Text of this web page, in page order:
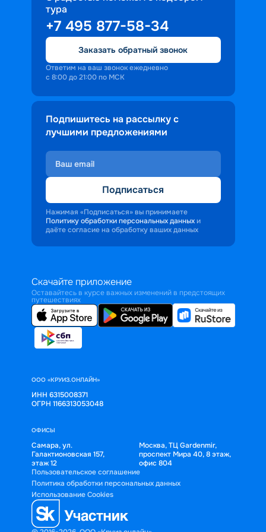
доброжелательность и заинтересованность
персонала корабля в каждом госте.
Ступая на борт теплохода, пассажиры
попадают в совершенно иную атмосферу,
где властвует тяга к приключениям и
открытиям.
тура
+7 495 877-58-34
Заказать обратный звонок
Ответим на ваш звонок ежедневно
с 8:00 до 21:00 по МСК
Подпишитесь на рассылку с
лучшими предложениями
Подписаться
Нажимая «Подписаться» вы принимаете
Политику обработки персональных данных и
даёте согласие на обработку ваших данных
Скачайте приложение
Оставайтесь в курсе важных изменений в предстоящих
путешествиях
ООО «КРУИЗ.ОНЛАЙН»
ИНН 6315008371
ОГРН 1166313053048
ОФИСЫ
Самара, ул.
Галактионовская 157,
этаж 12
Москва, ТЦ Gardenmir,
проспект Мира 40, 8 этаж,
офис 804
Пользовательское соглашение
Политика обработки персональных данных
Использование Cookies